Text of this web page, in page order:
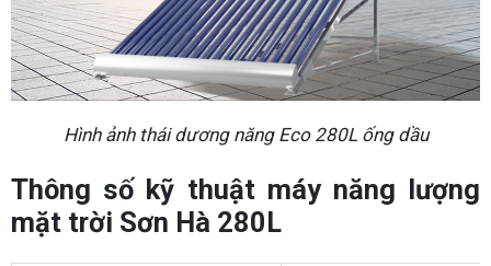
Hình ảnh thái dương năng Eco 280L ống dầu
Thông số kỹ thuật máy năng lượng
mặt trời Sơn Hà 280L